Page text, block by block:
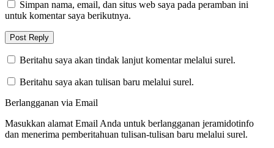
Simpan nama, email, dan situs web saya pada peramban ini
untuk komentar saya berikutnya.
Beritahu saya akan tindak lanjut komentar melalui surel.
Beritahu saya akan tulisan baru melalui surel.
Berlangganan via Email
Masukkan alamat Email Anda untuk berlangganan jeramidotinfo
dan menerima pemberitahuan tulisan-tulisan baru melalui surel.